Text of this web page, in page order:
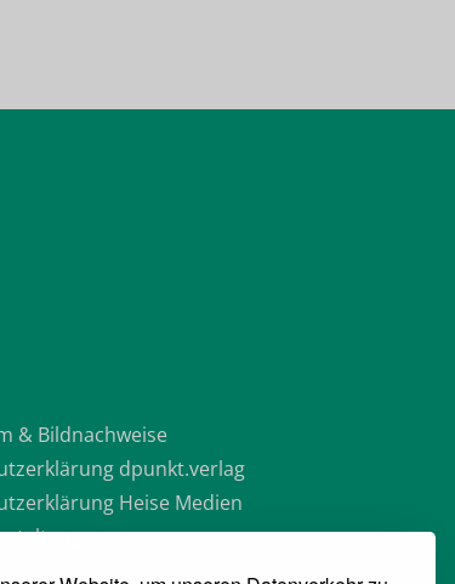
& Bildnachweise
dpunkt.verlag
Heise Medien